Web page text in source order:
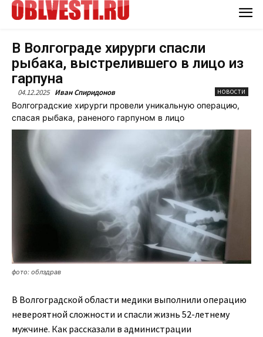
В Волгограде хирурги спасли
рыбака, выстрелившего в лицо из
гарпуна
04.12.2025 Иван Спиридонов НОВОСТИ
Волгоградские хирурги провели уникальную операцию,
спасая рыбака, раненого гарпуном в лицо
фото: облздрав
В Волгоградской области медики выполнили операцию
невероятной сложности и спасли жизнь 52-летнему
мужчине. Как рассказали в администрации